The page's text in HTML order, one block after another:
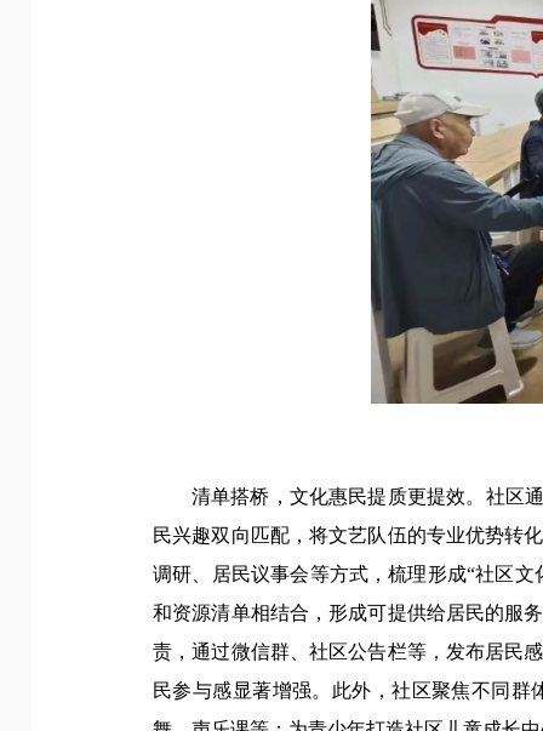
清单搭桥，文化惠民提质更提效。社区
民兴趣双向匹配，将文艺队伍的专业优势转
调研、居民议事会等方式，梳理形成“社区
和资源清单相结合，形成可提供给居民的服
责，通过微信群、社区公告栏等，发布居民
民参与感显著增强。此外，社区聚焦不同